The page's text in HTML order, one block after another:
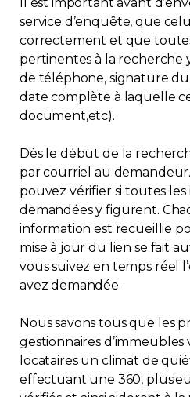
Zone Membres
Français
service d’enquête, que
correctement et que
pertinentes à la recherche
de téléphone, signature
date complète à laquelle
document,etc).
Dès le début de la
par courriel au
pouvez vérifier si toutes
demandées y figurent.
information est recueillie
mise à jour du lien se fait
vous suivez en temps réel
avez demandée.
Nous savons tous que les
gestionnaires
locataires un climat de
effectuant une 360,